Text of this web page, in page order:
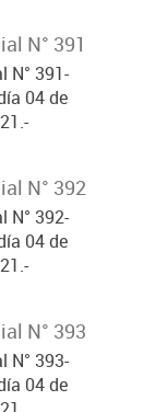
N° 391
N° 391-
04 de
N° 392
N° 392-
04 de
N° 393
N° 393-
04 de